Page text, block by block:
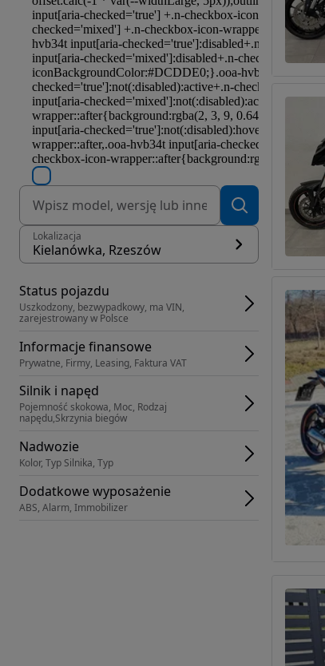
Lokalizacja
Kielanówka, Rzeszów
Status pojazdu
Uszkodzony, bezwypadkowy, ma VIN,
zarejestrowany w Polsce
Informacje finansowe
Prywatne, Firmy, Leasing, Faktura VAT
Silnik i napęd
Pojemność skokowa, Moc, Rodzaj
napędu,Skrzynia biegów
Nadwozie
Kolor, Typ Silnika, Typ
Dodatkowe wyposażenie
ABS, Alarm, Immobilizer